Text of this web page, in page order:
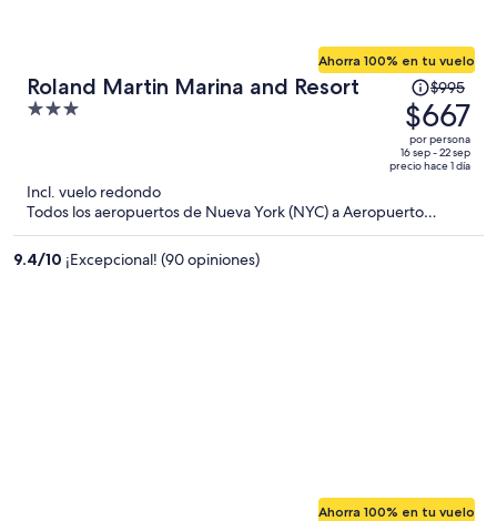
Roland Martin Marina and Resort
3
5
Ahorra 100% en tu vuelo
El
precio
era
de
$995
ahora
$995
$667
por persona
16 sep - 22 sep
precio hace 1 día
Incl. vuelo redondo
Todos los aeropuertos de Nueva York (NYC) a Aeropuerto
internacional Presidente Donald J. Trump (PBI)
9.4/10 ¡Excepcional! (90 opiniones)
Ahorra 100% en tu vuelo